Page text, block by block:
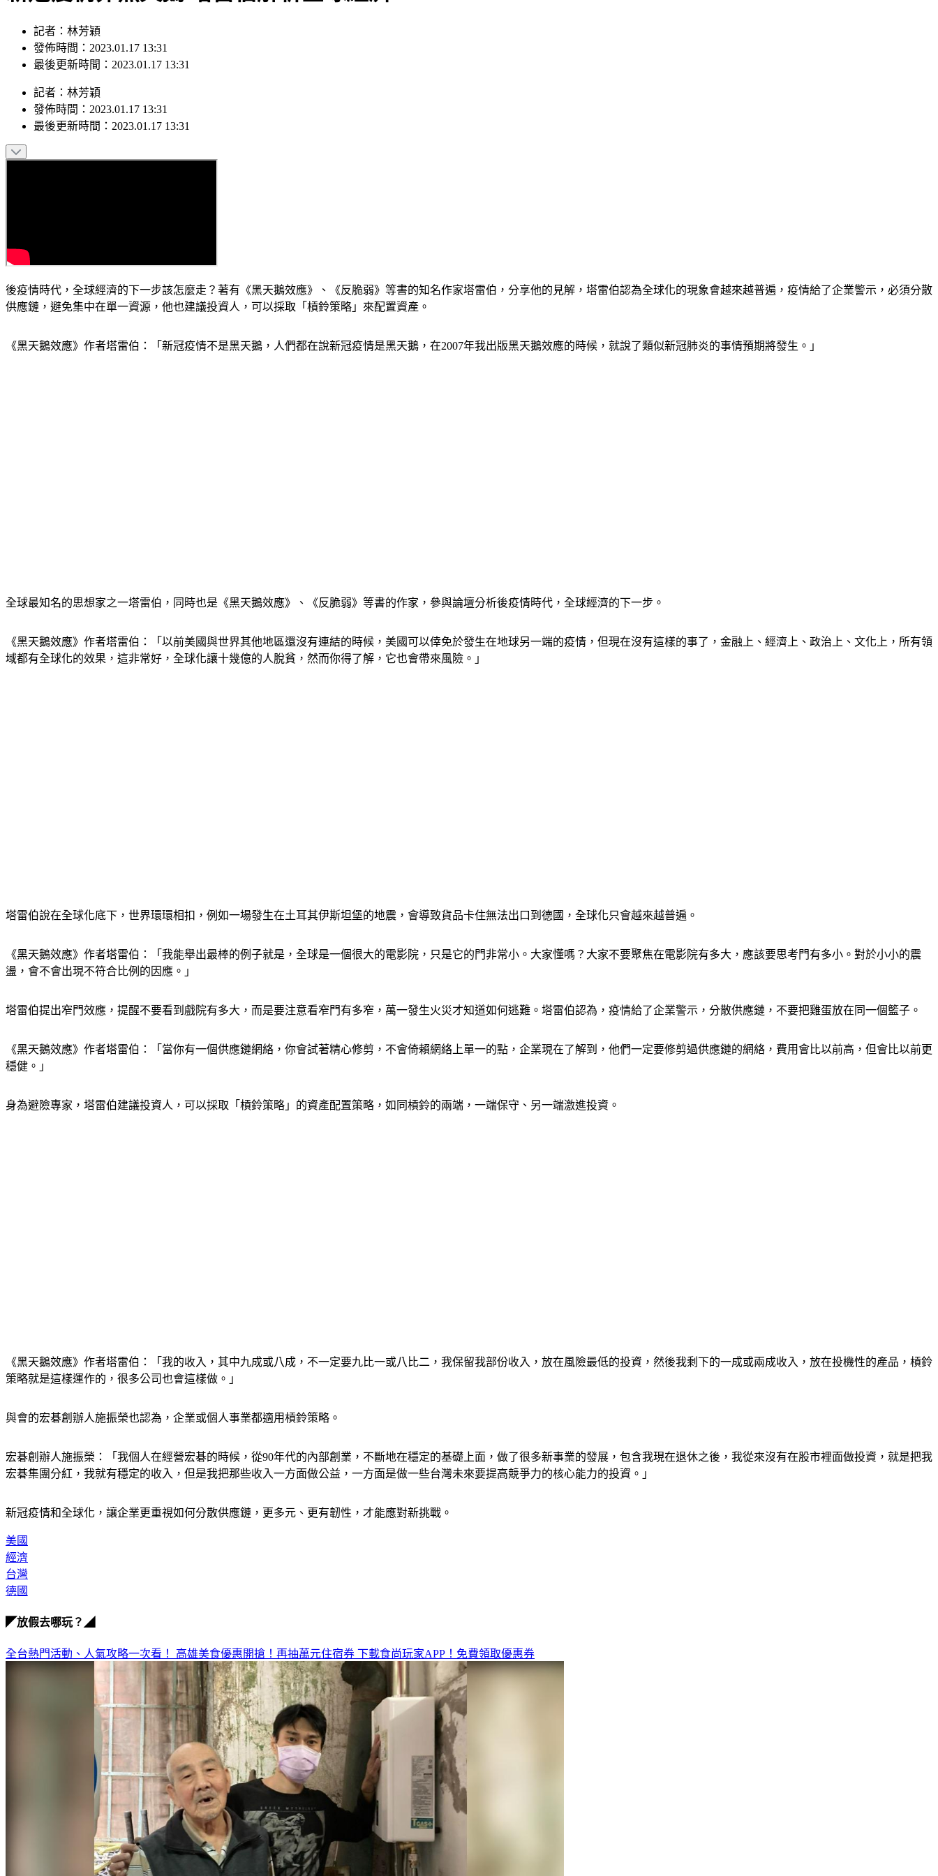
記者：林芳穎
發佈時間：2023.01.17 13:31
最後更新時間：2023.01.17 13:31
記者 ： 林芳穎
發佈時間： 2023.01.17 13:31
最後更新時間： 2023.01.17 13:31
後疫情時代，全球經濟的下一步該怎麼走？著有《黑天鵝效應》、《反脆弱》等書的知名作家塔雷伯，分享他的見解，塔雷伯認為全球化的現象會越來越普遍，疫情給了企業警示，必須分散
供應鏈，避免集中在單一資源，他也建議投資人，可以採取「槓鈴策略」來配置資產。
《黑天鵝效應》作者塔雷伯：「新冠疫情不是黑天鵝，人們都在說新冠疫情是黑天鵝，在2007年我出版黑天鵝效應的時候，就說了類似新冠肺炎的事情預期將發生。」
全球最知名的思想家之一塔雷伯，同時也是《黑天鵝效應》、《反脆弱》等書的作家，參與論壇分析後疫情時代，全球經濟的下一步。
《黑天鵝效應》作者塔雷伯：「以前美國與世界其他地區還沒有連結的時候，美國可以倖免於發生在地球另一端的疫情，但現在沒有這樣的事了，金融上、經濟上、政治上、文化上，所有領
域都有全球化的效果，這非常好，全球化讓十幾億的人脫貧，然而你得了解，它也會帶來風險。」
塔雷伯說在全球化底下，世界環環相扣，例如一場發生在土耳其伊斯坦堡的地震，會導致貨品卡住無法出口到德國，全球化只會越來越普遍。
《黑天鵝效應》作者塔雷伯：「我能舉出最棒的例子就是，全球是一個很大的電影院，只是它的門非常小。大家懂嗎？大家不要聚焦在電影院有多大，應該要思考門有多小。對於小小的震
盪，會不會出現不符合比例的因應。」
塔雷伯提出窄門效應，提醒不要看到戲院有多大，而是要注意看窄門有多窄，萬一發生火災才知道如何逃難。塔雷伯認為，疫情給了企業警示，分散供應鏈，不要把雞蛋放在同一個籃子。
《黑天鵝效應》作者塔雷伯：「當你有一個供應鏈網絡，你會試著精心修剪，不會倚賴網絡上單一的點，企業現在了解到，他們一定要修剪過供應鏈的網絡，費用會比以前高，但會比以前更
穩健。」
身為避險專家，塔雷伯建議投資人，可以採取「槓鈴策略」的資產配置策略，如同槓鈴的兩端，一端保守、另一端激進投資。
《黑天鵝效應》作者塔雷伯：「我的收入，其中九成或八成，不一定要九比一或八比二，我保留我部份收入，放在風險最低的投資，然後我剩下的一成或兩成收入，放在投機性的產品，槓鈴
策略就是這樣運作的，很多公司也會這樣做。」
與會的宏碁創辦人施振榮也認為，企業或個人事業都適用槓鈴策略。
宏碁創辦人施振榮：「我個人在經營宏碁的時候，從90年代的內部創業，不斷地在穩定的基礎上面，做了很多新事業的發展，包含我現在退休之後，我從來沒有在股市裡面做投資，就是把我
宏碁集團分紅，我就有穩定的收入，但是我把那些收入一方面做公益，一方面是做一些台灣未來要提高競爭力的核心能力的投資。」
新冠疫情和全球化，讓企業更重視如何分散供應鏈，更多元、更有韌性，才能應對新挑戰。
美國
經濟
台灣
德國
◤放假去哪玩？◢
全台熱門活動、人氣攻略一次看！ 高雄美食優惠開搶！再抽萬元住宿券 下載食尚玩家APP！免費領取優惠券